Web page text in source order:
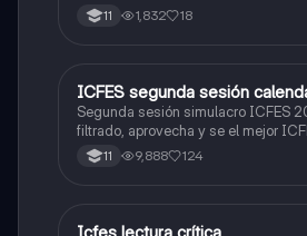
11 1,832 18
ICFES: Lectura Crítica
ICFES segunda sesión
Segunda sesión simulacro ICFES
filtrado, aprovecha y se el mejor
poder ingresar a universidad, y
carrera con la que tanto sueñas.
11 9,888 124
Lengua Castellana